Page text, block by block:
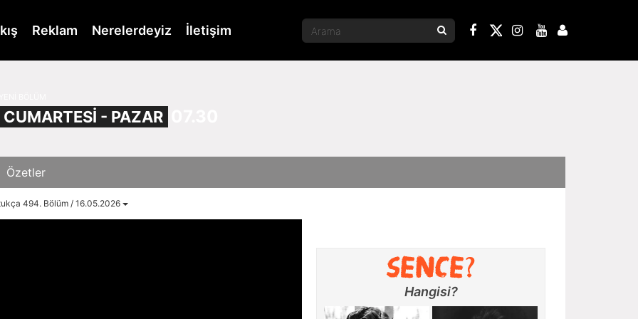
Reklam Nerelerdeyiz İletişim
CUMARTESİ - PAZAR
Özetler
494. Bölüm / 16.05.2026
Hangisi?